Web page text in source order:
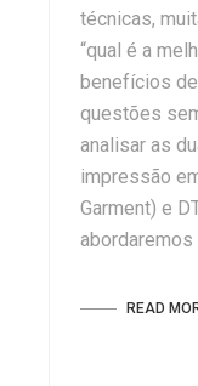
técnicas,
“qual é a
benefícios de
questões
analisar as
impressão
Garment) e
READ